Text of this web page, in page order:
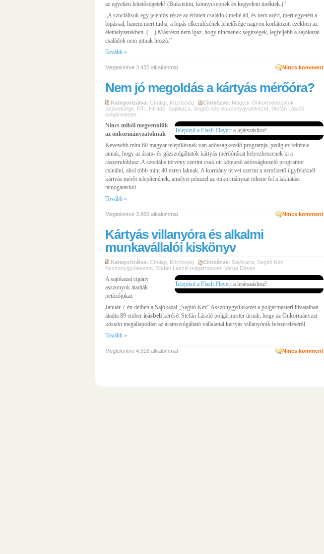
az egyetlen lehetőségetek! (Buksisimi, könnycseppek és kegyelem tinéktek.)”
„A szociálisok egy jelentős része az érintett családok mellé áll, és nem azért, mert egyetért a
lopással, hanem mert tudja, a lopás elkerülésének lehetősége nagyon korlátozott ezekben az
élethelyzetekben. (…) Másrészt nem igaz, hogy nincsenek segítségek, legfeljebb a sajókazai
családok nem jutnak hozzá.”
Tovább »
Nincs komment
Megtekintve 3.432 alkalommal
Nem jó megoldás a kártyás mérőóra?
Kategorizálva: Címlap Közösség Címkézve: Magyar Önkormányzatok
Szövetsége RTL Híradó Sajókaza Segítő Kéz Asszonygyülekezet Stefán László
polgármester
Telepítsd a Flash Playert a lejátszáshoz!
Nincs miből megvenniük
az önkormányzatoknak
Kevesebb mint 60 magyar településnek van adósságkezelő programja, pedig ez feltétele
annak, hogy az áram- és gázszolgáltatók kártyás mérőórákat helyezhessenek ki a
rászorulókhoz. A szociális törvény szerint csak ott kötelező adósságkezelő programot
csinálni, ahol több mint 40 ezren laknak. A kormány tervei szerint a nemfizető ügyfeleknél
kártyás mérőt telepítenének, amelyet pénzzel az önkormányzat töltene fel a lakhatási
támogatásból.
Tovább »
Nincs komment
Megtekintve 3.865 alkalommal
Kártyás villanyóra és alkalmi
munkavállalói kiskönyv
Kategorizálva: Címlap Közösség Címkézve: Sajókaza
Segítő Kéz
Asszonygyülekezet Stefán László polgármester, Varga Dénes
Telepítsd a Flash Playert a lejátszáshoz!
A sajókazai cigány
asszonyok átadták
petíciójukat.
Január 7-én délben a Sajókazai „Segítő Kéz” Asszonygyülekezet a polgármesteri hivatalban
átadta 89 ember írásbeli kérését Stefán László polgármester úrnak, hogy az Önkormányzat
kössön megállapodást az áramszolgáltató vállalattal kártyás villanyórák felszereléséről.
Tovább »
Nincs komment
Megtekintve 4.516 alkalommal